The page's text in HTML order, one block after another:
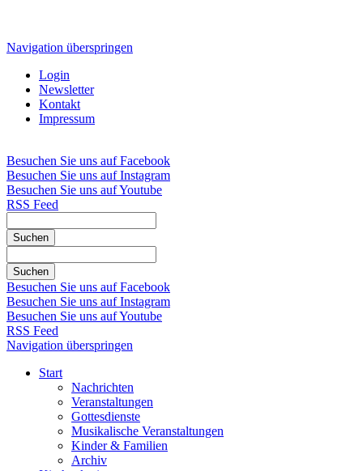
Navigation überspringen
Login
Newsletter
Kontakt
Impressum
Besuchen Sie uns auf Facebook
Besuchen Sie uns auf Instagram
Besuchen Sie uns auf Youtube
RSS Feed
Suchen
Suchen
Besuchen Sie uns auf Facebook
Besuchen Sie uns auf Instagram
Besuchen Sie uns auf Youtube
RSS Feed
Navigation überspringen
Start
Nachrichten
Veranstaltungen
Gottesdienste
Musikalische Veranstaltungen
Kinder & Familien
Archiv